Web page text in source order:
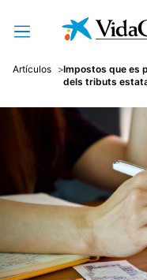
Salta
Artículos
Impostos que es
dels tributs